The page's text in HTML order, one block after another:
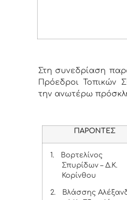
Στη συνεδρίαση
Πρόεδροι Τοπικών
την ανωτέρω
ΠΑΡΟΝΤΕΣ
1.
Βορτελίνος
Σπυρίδων – Δ.Κ.
Κορίνθου
2.
Βλάσσης